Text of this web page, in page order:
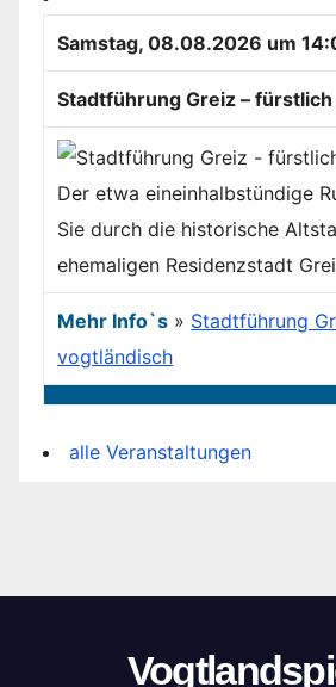
Samstag, 08.08.2026 um
Stadtführung Greiz –
Der etwa eineinhalbstündige
Sie durch die historische
ehemaligen Residenzstadt
Mehr Info`s » Stadtführung
vogtländisch
alle Veranstaltungen